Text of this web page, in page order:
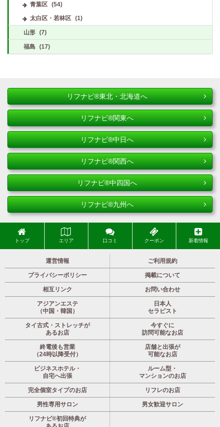
青葉区
(54)
太白区・若林区
(1)
山形 (7)
福島 (17)
リフナビ®東北・北海道へ
リフナビ®関東へ
リフナビ®中日へ
リフナビ®関西へ
リフナビ®中四国へ
リフナビ®九州へ
トップ エリア 口コミ クーポン 新着情報
運営情報 ご利用規約
プライバシーポリシー 掲載について
相互リンク お問い合わせ
アジアンエステ
（中国・韓国）
日本人
セラピスト
タイ古式・ストレッチが
あるお店
今すぐに
訪問可能なお店
終電後も営業
（24時以降受付）
店舗と出張が
可能なお店
ビジネスホテル・
自宅へ出張
ルーム型・
マンションのお店
完全個室タイプのお店 リフレのお店
男性専用サロン 男女歓迎サロン
リフナビ®初回特典が